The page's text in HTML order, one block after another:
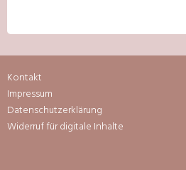
Kontakt
Impressum
Datenschutzerklärung
Widerruf für digitale Inhalte